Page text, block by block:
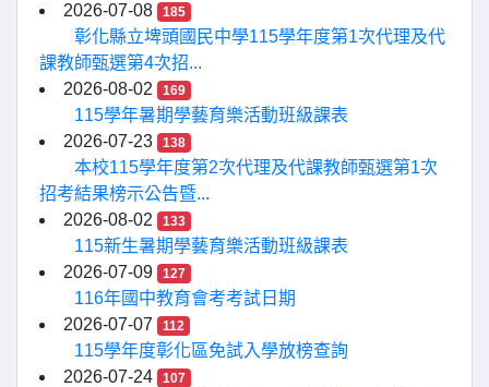
2026-07-08
185
彰化縣立埤頭國民中學115學年度第1次代理及代
課教師甄選第4次招...
2026-08-02
169
115學年暑期學藝育樂活動班級課表
2026-07-23
138
本校115學年度第2次代理及代課教師甄選第1次
招考結果榜示公告暨...
2026-08-02
133
115新生暑期學藝育樂活動班級課表
2026-07-09
127
116年國中教育會考考試日期
2026-07-07
112
115學年度彰化區免試入學放榜查詢
2026-07-24
107